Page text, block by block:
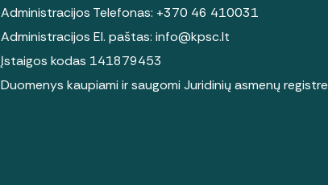
Administracijos Telefonas: +370 46 410031
Administracijos El. paštas: info@kpsc.lt
Įstaigos kodas 141879453
Duomenys kaupiami ir saugomi Juridinių asmenų registre